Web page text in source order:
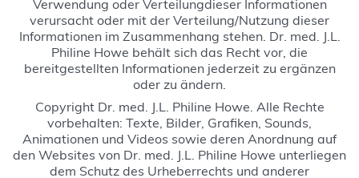
Verwendung oder Verteilungdieser Informationen
verursacht oder mit der Verteilung/Nutzung dieser
Informationen im Zusammenhang stehen. Dr. med. J.L.
Philine Howe behält sich das Recht vor, die
bereitgestellten Informationen jederzeit zu ergänzen
oder zu ändern.
Copyright Dr. med. J.L. Philine Howe. Alle Rechte
vorbehalten: Texte, Bilder, Grafiken, Sounds,
Animationen und Videos sowie deren Anordnung auf
den Websites von Dr. med. J.L. Philine Howe unterliegen
dem Schutz des Urheberrechts und anderer